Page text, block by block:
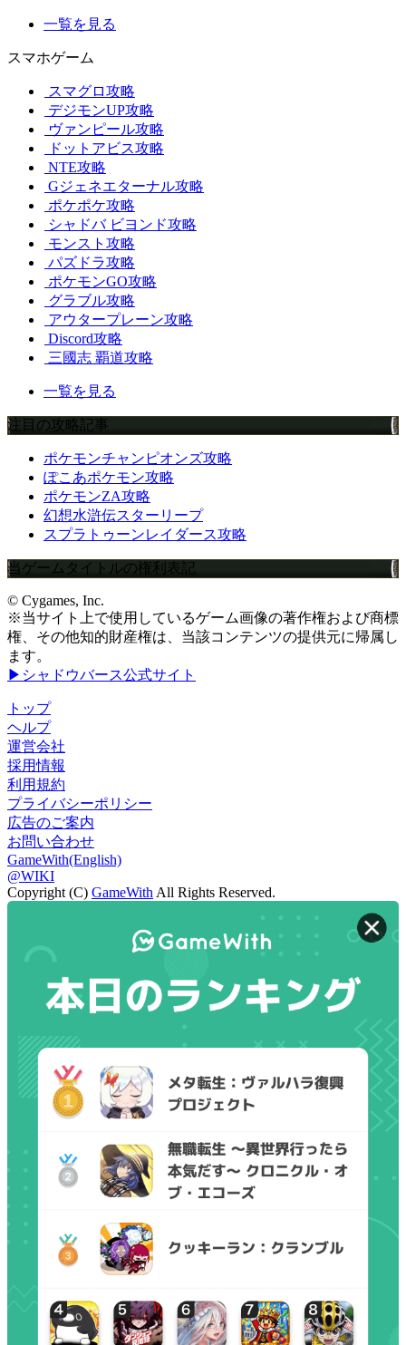
一覧を見る
スマホゲーム
スマグロ攻略
デジモンUP攻略
ヴァンピール攻略
ドットアビス攻略
NTE攻略
Gジェネエターナル攻略
ポケポケ攻略
シャドバ ビヨンド攻略
モンスト攻略
パズドラ攻略
ポケモンGO攻略
グラブル攻略
アウタープレーン攻略
Discord攻略
三國志 覇道攻略
一覧を見る
注目の攻略記事
ポケモンチャンピオンズ攻略
ぽこあポケモン攻略
ポケモンZA攻略
幻想水滸伝スターリープ
スプラトゥーンレイダース攻略
当ゲームタイトルの権利表記
© Cygames, Inc.
※当サイト上で使用しているゲーム画像の著作権および商標
権、その他知的財産権は、当該コンテンツの提供元に帰属し
ます。
▶シャドウバース公式サイト
トップ
ヘルプ
運営会社
採用情報
利用規約
プライバシーポリシー
広告のご案内
お問い合わせ
GameWith(English)
@WIKI
Copyright (C) GameWith All Rights Reserved.